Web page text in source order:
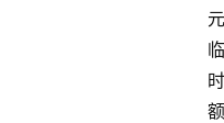
元
临
时
额